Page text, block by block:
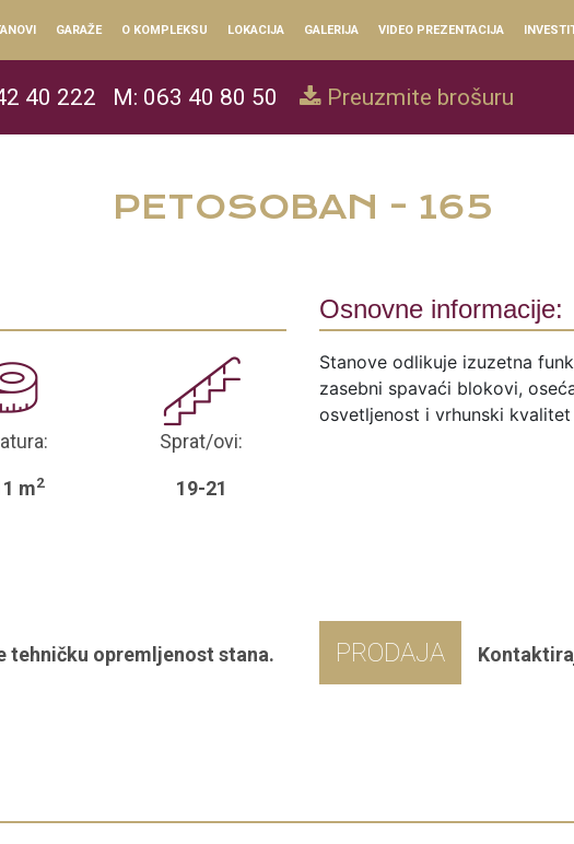
GARAŽE O KOMPLEKSU LOKACIJA GALERIJA VIDEO PREZENTACIJA
40 222 M: 063 40 80 50 Preuzmite brošuru
PETOSOBAN - 165
m2
Sprat/ovi:
19-21
tehničku opremljenost stana.
Osnovne informacije:
Stanove odlikuje izuzetna
zasebni spavaći blokovi,
osvetljenost i vrhunski
PRODAJA